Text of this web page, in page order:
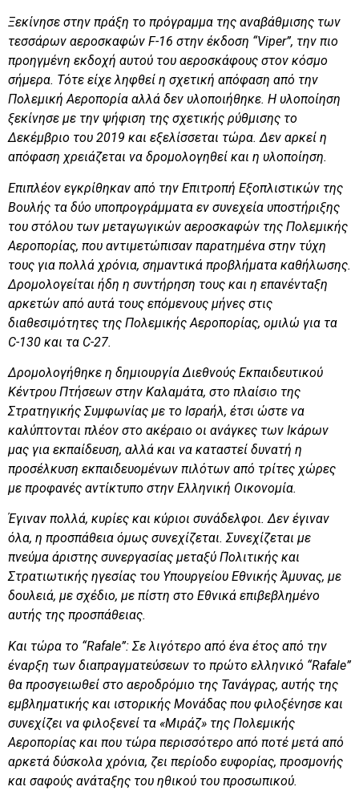
Ξεκίνησε στην πράξη το πρόγραμμα της αναβάθμισης των
τεσσάρων αεροσκαφών F-16 στην έκδοση “Viper”, την πιο
προηγμένη εκδοχή αυτού του αεροσκάφους στον κόσμο
σήμερα. Τότε είχε ληφθεί η σχετική απόφαση από την
Πολεμική Αεροπορία αλλά δεν υλοποιήθηκε. Η υλοποίηση
ξεκίνησε με την ψήφιση της σχετικής ρύθμισης το
Δεκέμβριο του 2019 και εξελίσσεται τώρα. Δεν αρκεί η
απόφαση χρειάζεται να δρομολογηθεί και η υλοποίηση.
Επιπλέον εγκρίθηκαν από την Επιτροπή Εξοπλιστικών της
Βουλής τα δύο υποπρογράμματα εν συνεχεία υποστήριξης
του στόλου των μεταγωγικών αεροσκαφών της Πολεμικής
Αεροπορίας, που αντιμετώπισαν παρατημένα στην τύχη
τους για πολλά χρόνια, σημαντικά προβλήματα καθήλωσης.
Δρομολογείται ήδη η συντήρηση τους και η επανένταξη
αρκετών από αυτά τους επόμενους μήνες στις
διαθεσιμότητες της Πολεμικής Αεροπορίας, ομιλώ για τα
C-130 και τα C-27.
Δρομολογήθηκε η δημιουργία Διεθνούς Εκπαιδευτικού
Κέντρου Πτήσεων στην Καλαμάτα, στο πλαίσιο της
Στρατηγικής Συμφωνίας με το Ισραήλ, έτσι ώστε να
καλύπτονται πλέον στο ακέραιο οι ανάγκες των Ικάρων
μας για εκπαίδευση, αλλά και να καταστεί δυνατή η
προσέλκυση εκπαιδευομένων πιλότων από τρίτες χώρες
με προφανές αντίκτυπο στην Ελληνική Οικονομία.
Έγιναν πολλά, κυρίες και κύριοι συνάδελφοι. Δεν έγιναν
όλα, η προσπάθεια όμως συνεχίζεται. Συνεχίζεται με
πνεύμα άριστης συνεργασίας μεταξύ Πολιτικής και
Στρατιωτικής ηγεσίας του Υπουργείου Εθνικής Άμυνας, με
δουλειά, με σχέδιο, με πίστη στο Εθνικά επιβεβλημένο
αυτής της προσπάθειας.
Και τώρα το “Rafale”: Σε λιγότερο από ένα έτος από την
έναρξη των διαπραγματεύσεων το πρώτο ελληνικό “Rafale”
θα προσγειωθεί στο αεροδρόμιο της Τανάγρας, αυτής της
εμβληματικής και ιστορικής Μονάδας που φιλοξένησε και
συνεχίζει να φιλοξενεί τα «Μιράζ» της Πολεμικής
Αεροπορίας και που τώρα περισσότερο από ποτέ μετά από
αρκετά δύσκολα χρόνια, ζει περίοδο ευφορίας, προσμονής
και σαφούς ανάταξης του ηθικού του προσωπικού.